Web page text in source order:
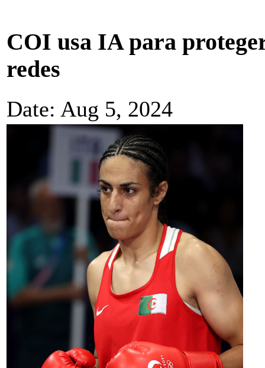
COI usa IA para
redes
Date: Aug 5, 2024